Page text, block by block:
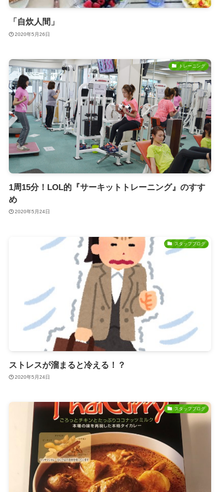
「自炊人間」
2020年5月26日
トレーニング
1周15分！LOL的『サーキットトレーニング』のすす
め
2020年5月24日
スタッフブログ
ストレスが溜まると冷える！？
2020年5月24日
スタッフブログ